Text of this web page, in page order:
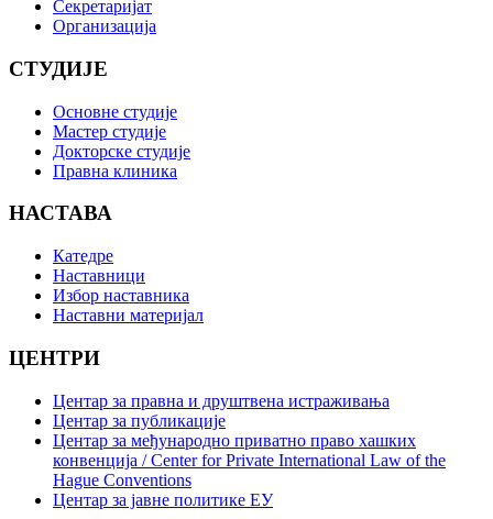
Секретаријат
Организација
СТУДИЈЕ
Основне студије
Мастер студије
Докторске студије
Правна клиника
НАСТАВА
Катедре
Наставници
Избор наставника
Наставни материјал
ЦЕНТРИ
Центар за правна и друштвена истраживања
Центар за публикације
Центар за међународно приватно право хашких
конвенција / Center for Private International Law of the
Hague Conventions
Центар за јавне политике ЕУ